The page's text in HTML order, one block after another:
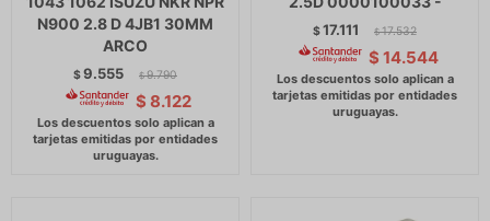
N900 2.8 D 4JB1 30MM
ARCO
$9.555 $ 9.790
$ 8.122
$17.111 $ 17.532
$ 14.544